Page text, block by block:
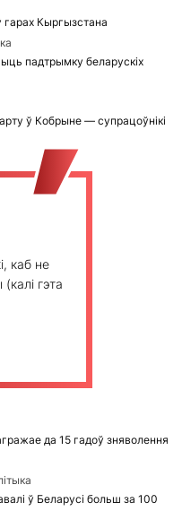
гарах Кыргызстана
падтрымку беларускіх
ў Кобрыне — супрацоўнікі
каб не
гэта
да 15 гадоў зняволення
ў Беларусі больш за 100